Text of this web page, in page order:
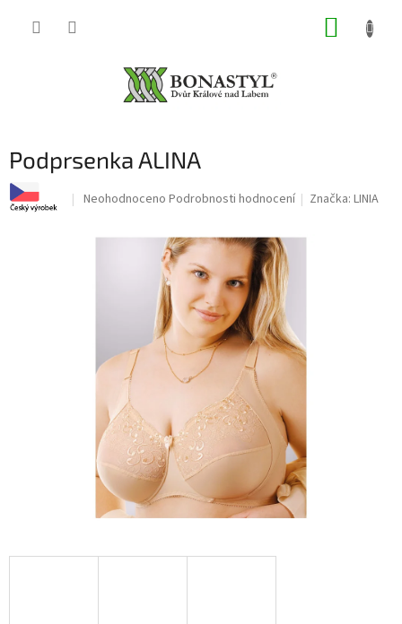
Podprsenka ALINA
Průměrné
Neohodnoceno Podrobnosti hodnocení Značka:LINIA